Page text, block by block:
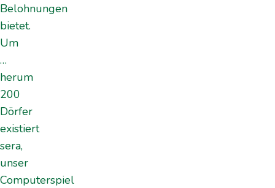
Belohnungen
bietet.
Um
…
herum
200
Dörfer
existiert
sera,
unser
Computerspiel